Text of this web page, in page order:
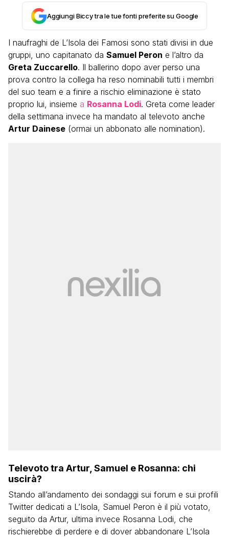
Aggiungi Biccy tra le tue fonti preferite su Google
I naufraghi de L’Isola dei Famosi sono stati divisi in due
gruppi, uno capitanato da Samuel Peron e l’altro da
Greta Zuccarello. Il ballerino dopo aver perso una
prova contro la collega ha reso nominabili tutti i membri
del suo team e a finire a rischio eliminazione è stato
proprio lui, insieme a Rosanna Lodi. Greta come leader
della settimana invece ha mandato al televoto anche
Artur Dainese (ormai un abbonato alle nomination).
Televoto tra Artur, Samuel e Rosanna: chi
uscirà?
Stando all’andamento dei sondaggi sui forum e sui profili
Twitter dedicati a L’Isola, Samuel Peron è il più votato,
seguito da Artur, ultima invece Rosanna Lodi, che
rischierebbe di perdere e di dover abbandonare L’Isola